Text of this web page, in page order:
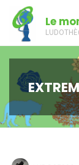
content
Le